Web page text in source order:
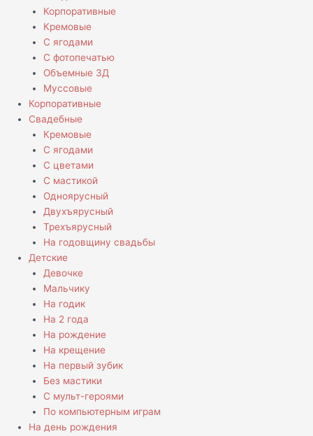
Корпоративные
Кремовые
С ягодами
С фотопечатью
Объемные 3Д
Муссовые
Корпоративные
Свадебные
Кремовые
С ягодами
С цветами
С мастикой
Одноярусный
Двухъярусный
Трехъярусный
На годовщину свадьбы
Детские
Девочке
Мальчику
На годик
На 2 года
На рождение
На крещение
На первый зубик
Без мастики
С мульт-героями
По компьютерным играм
На день рождения